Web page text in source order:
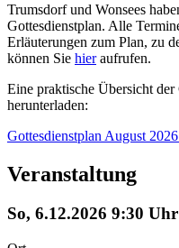
Trumsdorf und Wonsees
Gottesdienstplan. Alle
Erläuterungen zum Plan, zu
können Sie hieraufrufen.
Eine praktische Übersicht
herunterladen:
Gottesdienstplan August
Veranstaltung
So, 6.12.2026 9:30